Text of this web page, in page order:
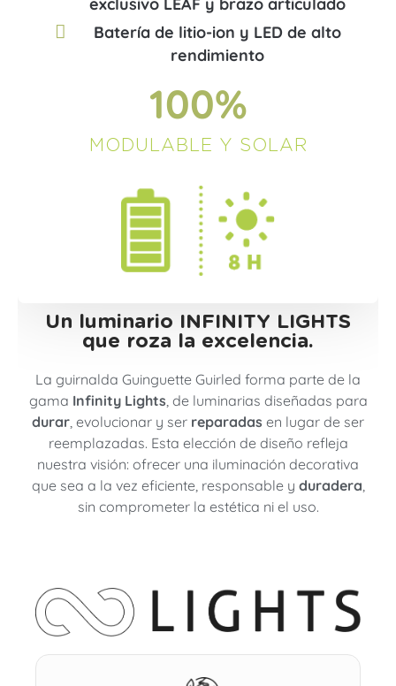
Batería de litio-ion y LED de alto
rendimiento
100%
MODULABLE Y SOLAR
Un luminario INFINITY LIGHTS
que roza la excelencia.
La guirnalda Guinguette Guirled forma parte de la
gama Infinity Lights, de luminarias diseñadas para
durar, evolucionar y ser reparadas en lugar de ser
reemplazadas. Esta elección de diseño refleja
nuestra visión: ofrecer una iluminación decorativa
que sea a la vez eficiente, responsable y duradera,
sin comprometer la estética ni el uso.